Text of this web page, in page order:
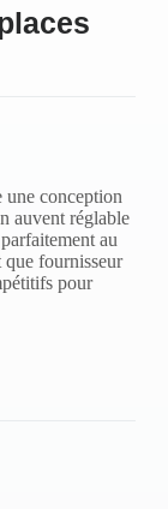
une conception
auvent réglable
au
que fournisseur
pour